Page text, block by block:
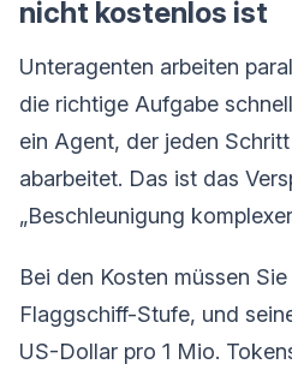
nicht kostenlos ist
Unteragenten arbeiten
die richtige Aufgabe
ein Agent, der jeden
abarbeitet. Das ist das
„Beschleunigung
Bei den Kosten müssen
Flaggschiff-Stufe, und
US-Dollar pro 1 Mio.